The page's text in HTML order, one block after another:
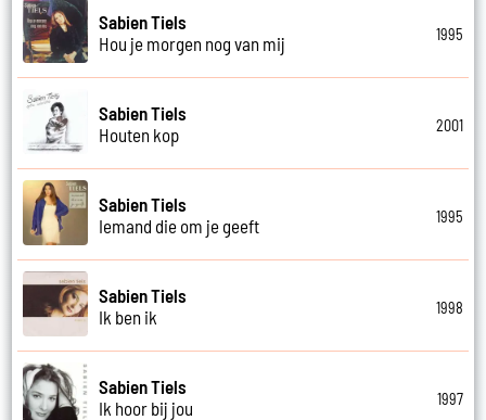
Sabien Tiels
Hou je morgen nog van mij
1995
Sabien Tiels
Houten kop
2001
Sabien Tiels
Iemand die om je geeft
1995
Sabien Tiels
Ik ben ik
1998
Sabien Tiels
Ik hoor bij jou
1997